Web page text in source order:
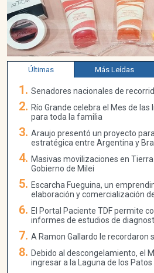
Últimas Más Leídas
Senadores nacionales de
Río Grande celebra el Mes de
para toda la familia
Araujo presentó un proyecto
estratégica entre Argentina y
Masivas movilizaciones en
Gobierno de Milei
Escarcha Fueguina, un
elaboración y comercialización
El Portal Paciente TDF permite
informes de estudios de
A Ramon Gallardo le recordaron
Debido al descongelamiento, el
ingresar a la Laguna de los Patos